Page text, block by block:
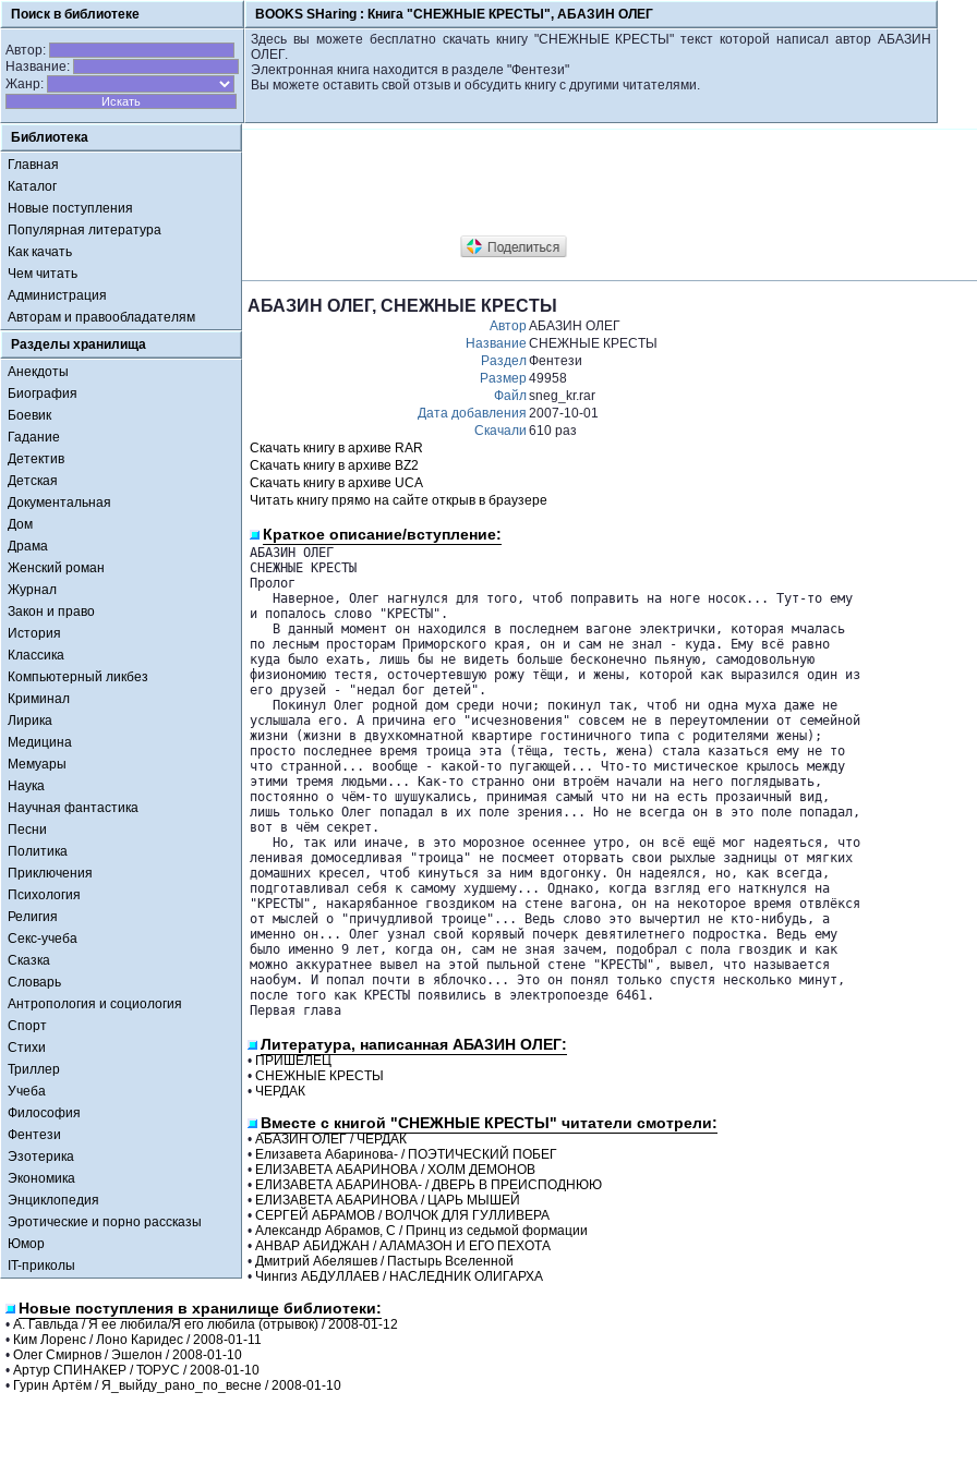
Поиск в библиотеке BOOKS SHaring : Книга "СНЕЖНЫЕ КРЕСТЫ", АБАЗИН ОЛЕГ
Автор:
Название:
Жанр:
Здесь вы можете бесплатно скачать книгу "СНЕЖНЫЕ КРЕСТЫ" текст которой написал автор АБАЗИН
ОЛЕГ.
Электронная книга находится в разделе "Фентези"
Вы можете оставить свой отзыв и обсудить книгу с другими читателями.
Библиотека
Главная
Каталог
Новые поступления
Популярная литература
Как качать
Чем читать
Администрация
Авторам и правообладателям
Разделы хранилища
Анекдоты
Биография
Боевик
Гадание
Детектив
Детская
Документальная
Дом
Драма
Женский роман
Журнал
Закон и право
История
Классика
Компьютерный ликбез
Криминал
Лирика
Медицина
Мемуары
Наука
Научная фантастика
Песни
Политика
Приключения
Психология
Религия
Секс-учеба
Сказка
Словарь
Антропология и социология
Спорт
Стихи
Триллер
Учеба
Философия
Фентези
Эзотерика
Экономика
Энциклопедия
Эротические и порно рассказы
Юмор
IT-приколы
АБАЗИН ОЛЕГ, СНЕЖНЫЕ КРЕСТЫ
АвторАБАЗИН ОЛЕГ
Название СНЕЖНЫЕ КРЕСТЫ
РазделФентези
Размер49958
Файлsneg_kr.rar
Дата добавления 2007-10-01
Скачали 610 раз
Скачать книгу в архиве RAR
Скачать книгу в архиве BZ2
Скачать книгу в архиве UCA
Читать книгу прямо на сайте открыв в браузере
Краткое описание/вступление:
АБАЗИН ОЛЕГ
СНЕЖНЫЕ КРЕСТЫ
Пролог
Наверное, Олег нагнулся для того, чтоб поправить на ноге носок... Тут-то ему
и попалось слово "КРЕСТЫ".
В данный момент он находился в последнем вагоне электрички, которая мчалась
по лесным просторам Приморского края, он и сам не знал - куда. Ему всё равно
куда было ехать, лишь бы не видеть больше бесконечно пьяную, самодовольную
физиономию тестя, осточертевшую рожу тёщи, и жены, которой как выразился один из
его друзей - "недал бог детей".
Покинул Олег родной дом среди ночи; покинул так, чтоб ни одна муха даже не
услышала его. А причина его "исчезновения" совсем не в переутомлении от семейной
жизни (жизни в двухкомнатной квартире гостиничного типа с родителями жены);
просто последнее время троица эта (тёща, тесть, жена) стала казаться ему не то
что странной... вообще - какой-то пугающей... Что-то мистическое крылось между
этими тремя людьми... Как-то странно они втроём начали на него поглядывать,
постоянно о чём-то шушукались, принимая самый что ни на есть прозаичный вид,
лишь только Олег попадал в их поле зрения... Но не всегда он в это поле попадал,
вот в чём секрет.
Но, так или иначе, в это морозное осеннее утро, он всё ещё мог надеяться, что
ленивая домоседливая "троица" не посмеет оторвать свои рыхлые задницы от мягких
домашних кресел, чтоб кинуться за ним вдогонку. Он надеялся, но, как всегда,
подготавливал себя к самому худшему... Однако, когда взгляд его наткнулся на
"КРЕСТЫ", накарябанное гвоздиком на стене вагона, он на некоторое время отвлёкся
от мыслей о "причудливой троице"... Ведь слово это вычертил не кто-нибудь, а
именно он... Олег узнал свой корявый почерк девятилетнего подростка. Ведь ему
было именно 9 лет, когда он, сам не зная зачем, подобрал с пола гвоздик и как
можно аккуратнее вывел на этой пыльной стене "КРЕСТЫ", вывел, что называется
наобум. И попал почти в яблочко... Это он понял только спустя несколько минут,
после того как КРЕСТЫ появились в электропоезде 6461.
Первая глава
Литература, написанная АБАЗИН ОЛЕГ:
• ПРИШЕЛЕЦ
• СНЕЖНЫЕ КРЕСТЫ
• ЧЕРДАК
Вместе с книгой "СНЕЖНЫЕ КРЕСТЫ" читатели смотрели:
• АБАЗИН ОЛЕГ / ЧЕРДАК
• Елизавета Абаринова- / ПОЭТИЧЕСКИЙ ПОБЕГ
• ЕЛИЗАВЕТА АБАРИНОВА / ХОЛМ ДЕМОНОВ
• ЕЛИЗАВЕТА АБАРИНОВА- / ДВЕРЬ В ПРЕИСПОДНЮЮ
• ЕЛИЗАВЕТА АБАРИНОВА / ЦАРЬ МЫШЕЙ
• СЕРГЕЙ АБРАМОВ / ВОЛЧОК ДЛЯ ГУЛЛИВЕРА
• Александр Абрамов, С / Принц из седьмой формации
• АНВАР АБИДЖАН / АЛАМАЗОН И ЕГО ПЕХОТА
• Дмитрий Абеляшев / Пастырь Вселенной
• Чингиз АБДУЛЛАЕВ / НАСЛЕДНИК ОЛИГАРХА
Новые поступления в хранилище библиотеки:
• А. Гавльда / Я ее любила/Я его любила (отрывок) / 2008-01-12
• Ким Лоренс / Лоно Каридес / 2008-01-11
• Олег Смирнов / Эшелон / 2008-01-10
• Артур СПИНАКЕР / ТОРУС / 2008-01-10
• Гурин Артём / Я_выйду_рано_по_весне / 2008-01-10